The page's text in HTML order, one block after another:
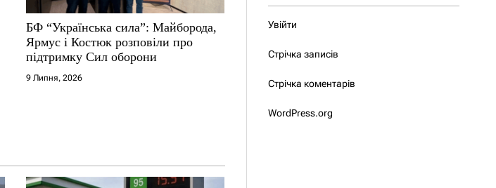
БФ “Українська сила”: Майборода,
Ярмус і Костюк розповіли про
підтримку Сил оборони
9 Липня, 2026
Увійти
Стрічка записів
Стрічка коментарів
WordPress.org